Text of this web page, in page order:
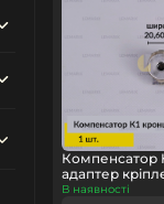
Компенсатор
адаптер
В наявності